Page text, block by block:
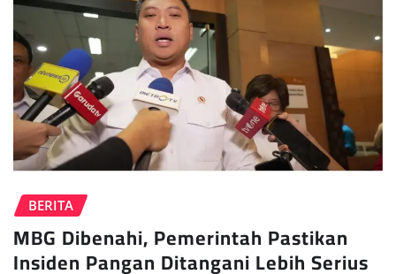
BERITA
MBG Dibenahi, Pemerintah Pastikan
Insiden Pangan Ditangani Lebih Serius